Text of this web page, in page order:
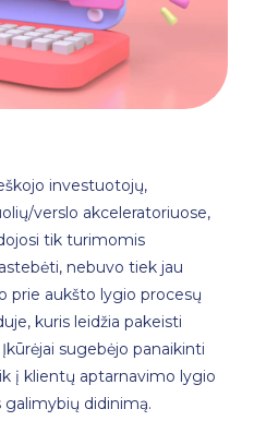
investuotojų,
verslo akceleratoriuose,
tik turimomis
nebuvo tiek jau
prie aukšto lygio procesų
kuris leidžia pakeisti
sugebėjo panaikinti
į klientų aptarnavimo lygio
didinimą.